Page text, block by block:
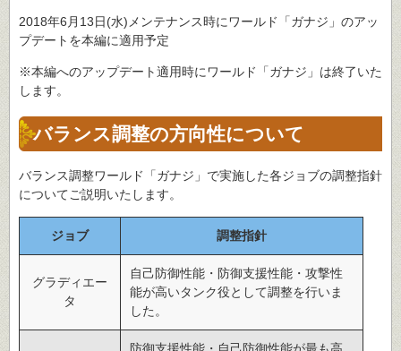
2018年6月13日(水)メンテナンス時にワールド「ガナジ」のアッ
プデートを本編に適用予定
※本編へのアップデート適用時にワールド「ガナジ」は終了いた
します。
バランス調整の方向性について
バランス調整ワールド「ガナジ」で実施した各ジョブの調整指針
についてご説明いたします。
ジョブ 調整指針
グラディエー
タ
自己防御性能・防御支援性能・攻撃性
能が高いタンク役として調整を行いま
した。